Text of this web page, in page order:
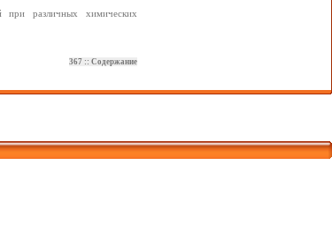
при различных химических
367 :: Содержание